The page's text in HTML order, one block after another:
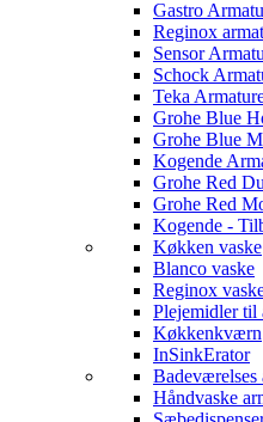
Gastro
Reginox
Sensor
Schock
Teka
Grohe Blue
Grohe Blue
Kogende
Grohe Red
Grohe Red
Kogende -
Køkken vaske
Blanco vaske
Reginox
Plejemidler til
Køkkenkværn
InSinkErator
Badeværelses
Håndvaske